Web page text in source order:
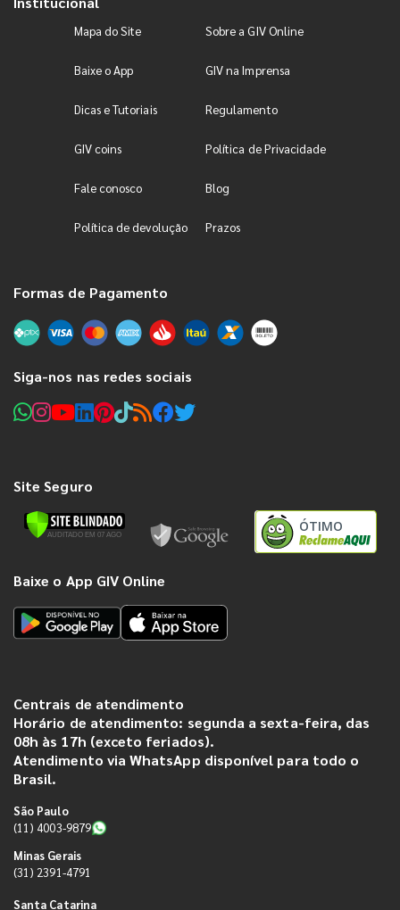
Mapa do Site Sobre a GIV Online
Baixe o App GIV na Imprensa
Dicas e Tutoriais Regulamento
GIV coins Política de Privacidade
Fale conosco Blog
Política de devolução Prazos
Formas de Pagamento
Siga-nos nas redes sociais
Site Seguro
ÓTIMO
Baixe o App GIV Online
Centrais de atendimento
Horário de atendimento: segunda a sexta-feira, das
08h às 17h (exceto feriados).
Atendimento via WhatsApp disponível para todo o
Brasil.
São Paulo
(11) 4003-9879
Minas Gerais
(31) 2391-4791
Santa Catarina